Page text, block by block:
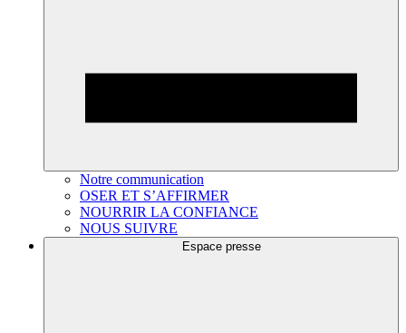
Notre communication
OSER ET S’AFFIRMER
NOURRIR LA CONFIANCE
NOUS SUIVRE
Espace presse